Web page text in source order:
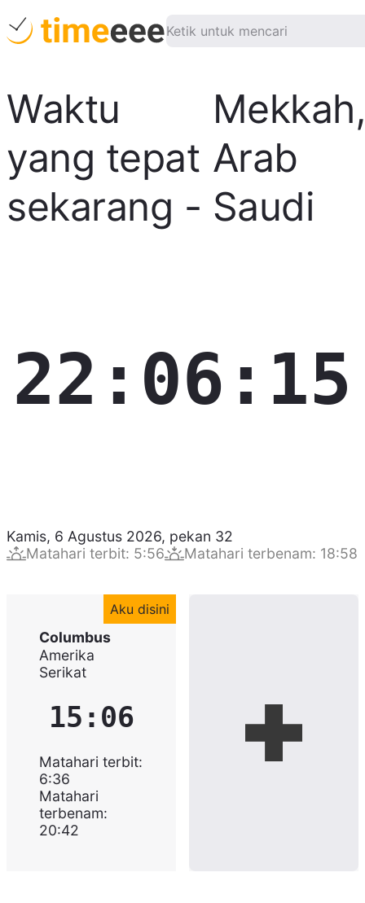
Waktu
yang tepat
sekarang -
Mekkah,
Arab
Saudi
22:06:16
Kamis, 6 Agustus 2026, pekan 32
Matahari terbit: 5:56 Matahari terbenam: 18:58
Aku disini
Columbus
Amerika
Serikat
15:06
Matahari terbit:
6:36
Matahari
terbenam:
20:42